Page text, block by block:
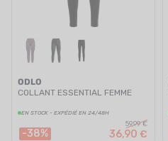
ODLO
COLLANT ESSENTIAL FEMME
EN STOCK - EXPÉDIÉ EN 24/48H
-38%
59,99 €
36,90 €